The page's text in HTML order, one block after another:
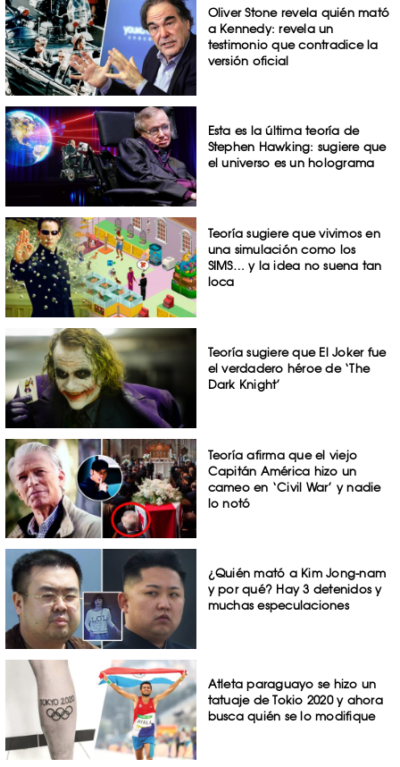
Oliver Stone revela quién mató
a Kennedy: revela un
testimonio que contradice la
versión oficial
Esta es la última teoría de
Stephen Hawking: sugiere que
el universo es un holograma
Teoría sugiere que vivimos en
una simulación como los
SIMS… y la idea no suena tan
loca
Teoría sugiere que El Joker fue
el verdadero héroe de ‘The
Dark Knight’
Teoría afirma que el viejo
Capitán América hizo un
cameo en ‘Civil War’ y nadie
lo notó
¿Quién mató a Kim Jong-nam
y por qué? Hay 3 detenidos y
muchas especulaciones
Atleta paraguayo se hizo un
tatuaje de Tokio 2020 y ahora
busca quién se lo modifique